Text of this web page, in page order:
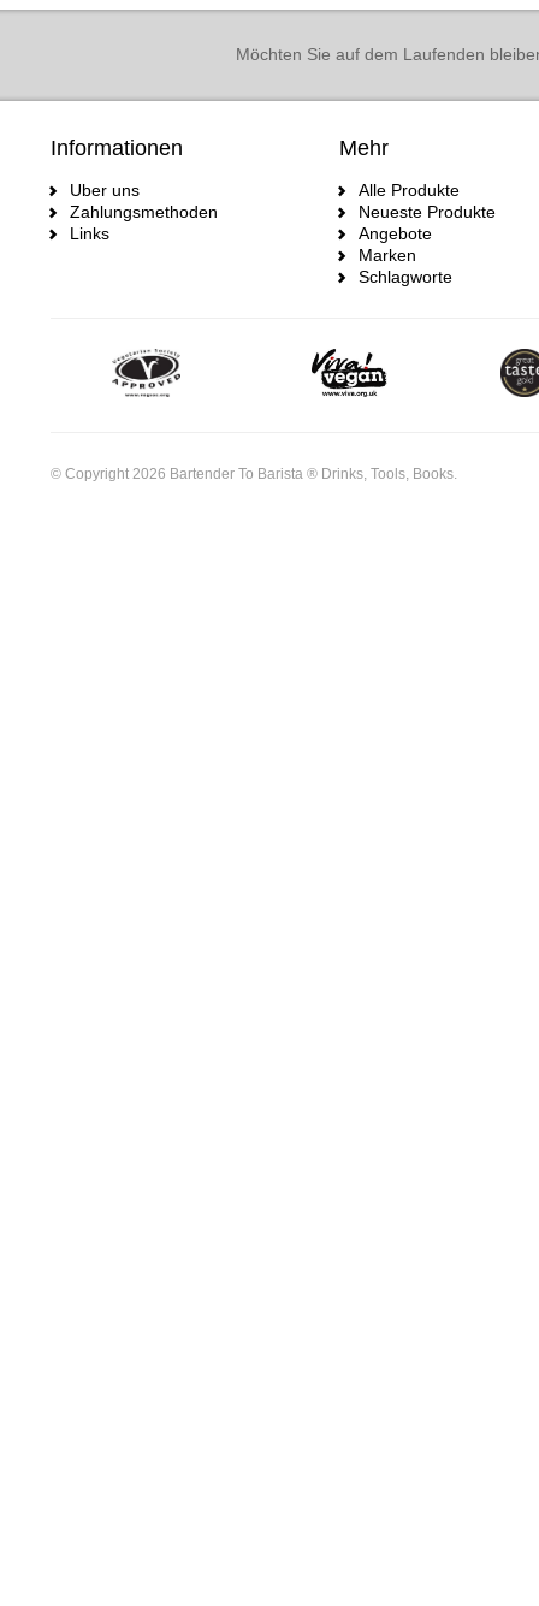
Möchten Sie auf dem Laufenden
Informationen
Uber uns
Zahlungsmethoden
Links
Mehr
Alle Produkte
Neueste Produkte
Angebote
Marken
Schlagworte
© Copyright 2026 Bartender To Barista ® Drinks, Tools, Books.